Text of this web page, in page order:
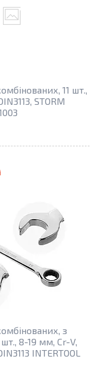
11 шт.,
STORM
з
8-19 мм, Cr-V,
INTERTOOL